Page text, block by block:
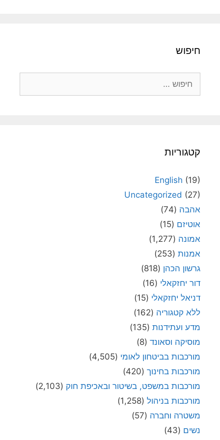
חיפוש
קטגוריות
English (19)
Uncategorized (27)
אהבה (74)
אוטיזם (15)
אמונה (1,277)
אמנות (253)
גרשון הכהן (818)
דור יחזקאלי (16)
דניאל יחזקאלי (15)
ללא קטגוריה (162)
מדע ועתידנות (135)
מוסיקה וסאונד (8)
מורכבות בביטחון לאומי (4,505)
מורכבות בחינוך (420)
מורכבות במשפט, בשיטור ובאכיפת חוק (2,103)
מורכבות בניהול (1,258)
משטרה וחברה (57)
נשים (43)